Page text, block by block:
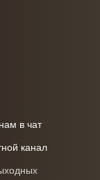
в чат
канал